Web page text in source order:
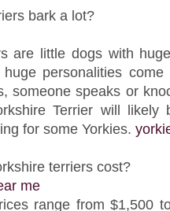
bark a lot?
are little dogs with
personalities
someone speaks or
Terrier will likely
for some Yorkies.
terriers cost?
me
range from $1,500